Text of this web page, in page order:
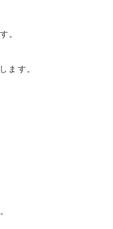
。
ます。